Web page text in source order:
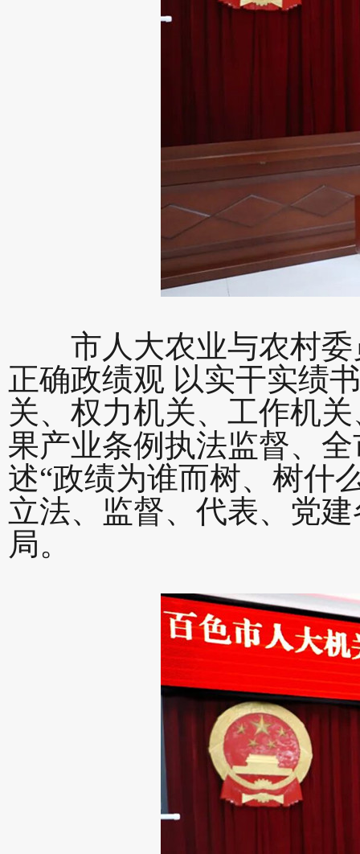
市人大农业与农村委
正确政绩观 以实干实绩
关、权力机关、工作机
果产业条例执法监督、
述“政绩为谁而树、树什
立法、监督、代表、党
局。